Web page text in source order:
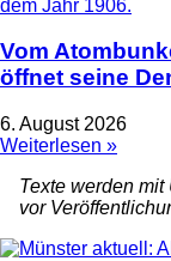
Vom
öffnet seine
6. August 2026
Weiterlesen »
Texte werden
vor